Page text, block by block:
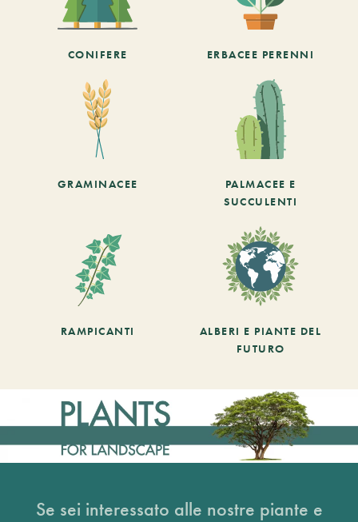
CONIFERE ERBACEE PERENNI
GRAMINACEE
PALMACEE E
SUCCULENTI
RAMPICANTI
ALBERI E PIANTE DEL
FUTURO
Se sei interessato alle nostre piante e